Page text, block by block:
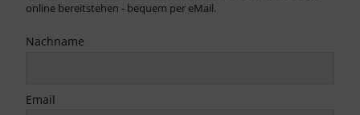
online bereitstehen - bequem per eMail.
Nachname
Email